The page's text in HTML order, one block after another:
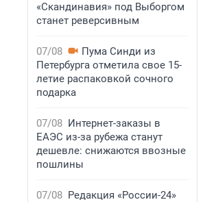
«Скандинавия» под Выборгом
станет реверсивным
07/08
Пума Синди из
Петербурга отметила свое 15-
летие распаковкой сочного
подарка
07/08 Интернет-заказы в
ЕАЭС из-за рубежа станут
дешевле: снижаются ввозные
пошлины
07/08 Редакция «России-24»